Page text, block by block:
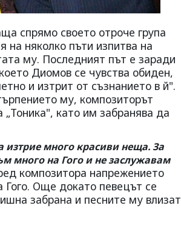
спрямо своето отроче група
няколко пъти изпитва на
му. Последният път е заради
Диомов се чувства обиден,
и изтрит от съзнанието в й".
му, композиторът
като им забранява да
много красиви неща. За
много на Гого и не заслужавам
композитора напрежението
Гого. Още докато певецът се
забрана и песните му влизат